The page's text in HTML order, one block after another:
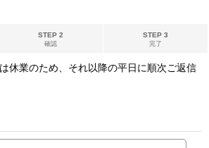
STEP 2
確認
STEP 3
完了
休業のため、それ以降の平日に順次ご返信